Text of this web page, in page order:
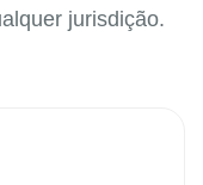
jurisdição.